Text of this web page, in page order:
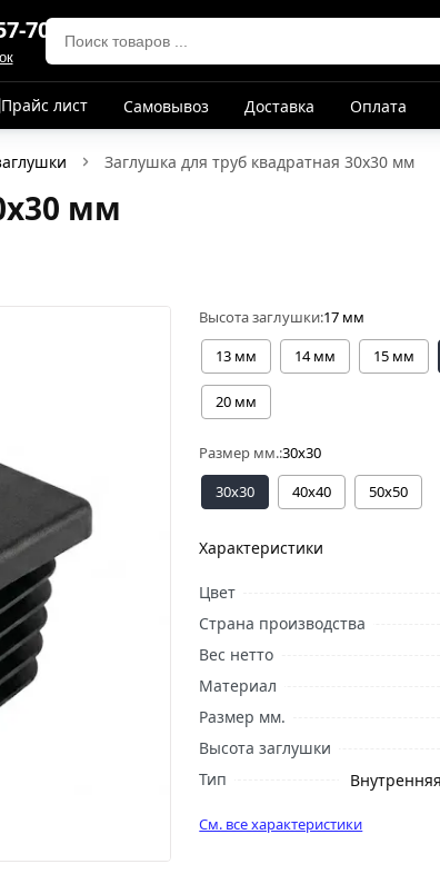
70
Прайс лист Самовывоз Доставка Оплата
Заглушка для труб квадратная 30х30 мм
мм
Высота заглушки:17 мм
13 мм
14 мм 15 мм
20 мм
Размер мм.:30x30
30x30
40x40 50x50
Характеристики
Цвет
Страна производства
Вес нетто
Материал
Размер мм.
Высота заглушки
Тип
См. все характеристики